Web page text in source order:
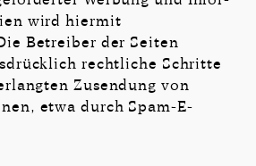
wird hiermit
Betreiber der Seiten
rechtliche Schritte
Zusendung von
etwa durch Spam-E-